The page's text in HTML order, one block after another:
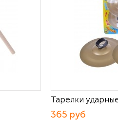
Тарелки
365 руб